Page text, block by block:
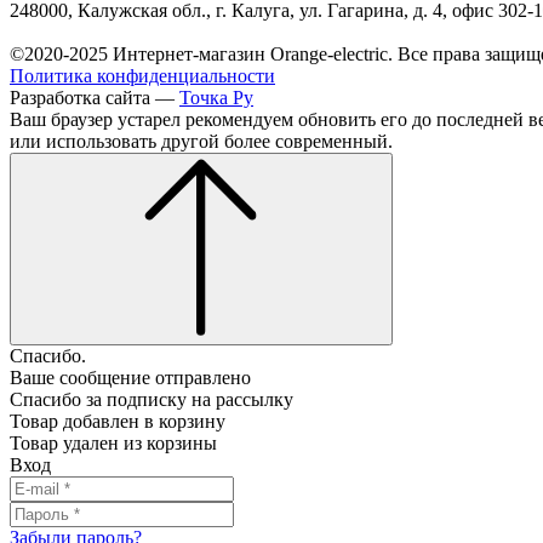
248000, Калужская обл., г. Калуга, ул. Гагарина, д. 4, офис 302-
©2020-2025 Интернет-магазин Orange-electric. Все права
Политика конфиденциальности
Разработка сайта — Точка Ру
Ваш браузер устарел рекомендуем обновить его до последней
или использовать другой более современный.
Спасибо.
Ваше сообщение отправлено
Спасибо за подписку на рассылку
Товар добавлен в корзину
Товар удален из корзины
Вход
Забыли пароль?